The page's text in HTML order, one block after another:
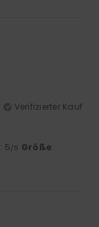
Verifizierter Kauf
: 5/5 Größe: